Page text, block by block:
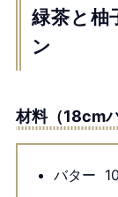
緑茶と柚
ン
材料（18cm
バター